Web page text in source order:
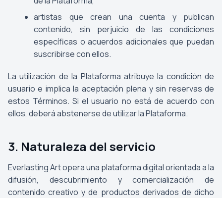
artistas que crean una cuenta y publican
contenido, sin perjuicio de las condiciones
específicas o acuerdos adicionales que puedan
suscribirse con ellos.
La utilización de la Plataforma atribuye la condición de
usuario e implica la aceptación plena y sin reservas de
estos Términos. Si el usuario no está de acuerdo con
ellos, deberá abstenerse de utilizar la Plataforma.
3. Naturaleza del servicio
Everlasting Art opera una plataforma digital orientada a la
difusión, descubrimiento y comercialización de
contenido creativo y de productos derivados de dicho